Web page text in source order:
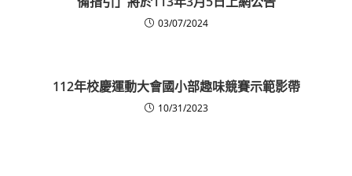
03/07/2024
112年校慶運動大會國小部趣味競賽示範影帶
10/31/2023